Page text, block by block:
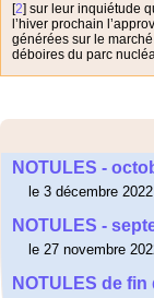
[2] sur leur inquiétude
l’hiver prochain
générées sur le
déboires du parc
NOTULES -
le 3 décembre 2022
NOTULES -
le 27 novembre
NOTULES de fin